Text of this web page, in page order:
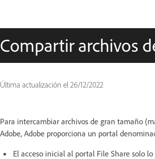
Compartir archivos
Última actualización el 26/12/2022
Para intercambiar archivos de gran tamaño
Adobe, Adobe proporciona un portal
El acceso inicial al portal File Share solo